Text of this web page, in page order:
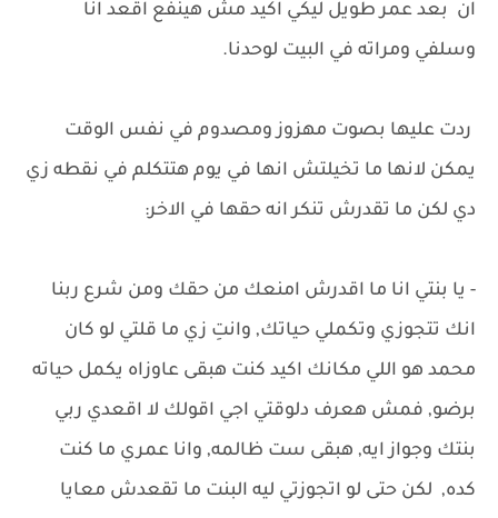
ان بعد عمر طويل ليكي اكيد مش هينفع اقعد انا
وسلفي ومراته في البيت لوحدنا.
ردت عليها بصوت مهزوز ومصدوم في نفس الوقت
يمكن لانها ما تخيلتش انها في يوم هتتكلم في نقطه زي
دي لكن ما تقدرش تنكر انه حقها في الاخر:
- يا بنتي انا ما اقدرش امنعك من حقك ومن شرع ربنا
انك تتجوزي وتكملي حياتك, وانتِ زي ما قلتي لو كان
محمد هو اللي مكانك اكيد كنت هبقى عاوزاه يكمل حياته
برضو, فمش هعرف دلوقتي اجي اقولك لا اقعدي ربي
بنتك وجواز ايه, هبقى ست ظالمه, وانا عمري ما كنت
كده, لكن حتى لو اتجوزتي ليه البنت ما تقعدش معايا